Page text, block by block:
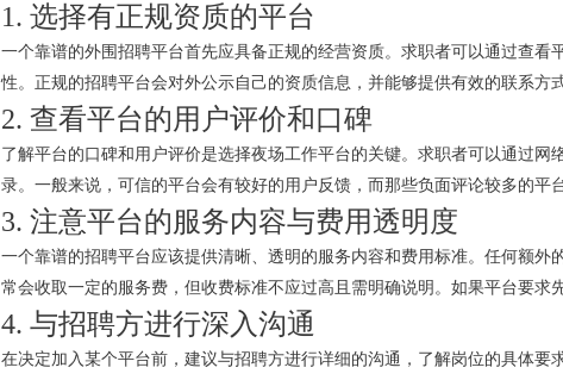
1. 选择有正规资质的平台
一个靠谱的外围招聘平台首先应具备正规的经营资质。求职者可以通过查
性。正规的招聘平台会对外公示自己的资质信息，并能够提供有效的联系方
2. 查看平台的用户评价和口碑
了解平台的口碑和用户评价是选择夜场工作平台的关键。求职者可以通过
录。一般来说，可信的平台会有较好的用户反馈，而那些负面评论较多的平
3. 注意平台的服务内容与费用透明度
一个靠谱的招聘平台应该提供清晰、透明的服务内容和费用标准。任何额
常会收取一定的服务费，但收费标准不应过高且需明确说明。如果平台要求
4. 与招聘方进行深入沟通
在决定加入某个平台前，建议与招聘方进行详细的沟通，了解岗位的具体